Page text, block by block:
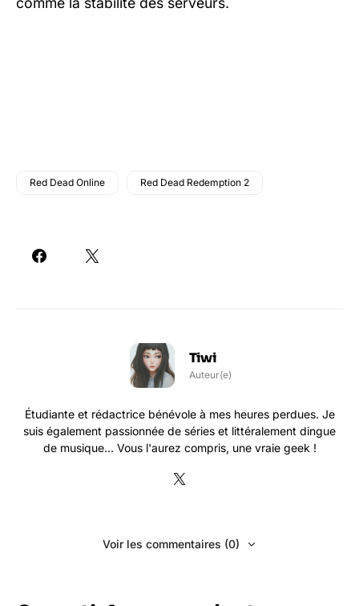
Red Dead Online Red Dead Redemption 2
Tiwi
Auteur(e)
Étudiante et rédactrice bénévole à mes heures perdues. Je
suis également passionnée de séries et littéralement dingue
de musique... Vous l'aurez compris, une vraie geek !
Voir les commentaires (0)